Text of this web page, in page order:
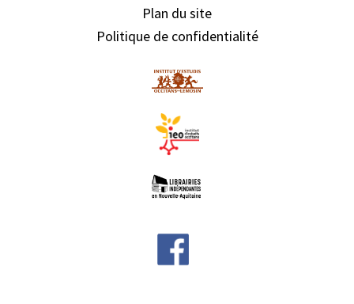
Plan du site
Politique de confidentialité